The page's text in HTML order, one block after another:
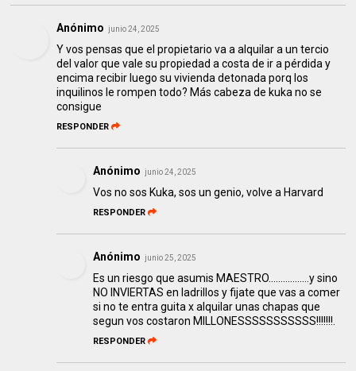
Anónimo junio 24, 2025
Y vos pensas que el propietario va a alquilar a un tercio
del valor que vale su propiedad a costa de ir a pérdida y
encima recibir luego su vivienda detonada porq los
inquilinos le rompen todo? Más cabeza de kuka no se
consigue
RESPONDER
Anónimo junio 24, 2025
Vos no sos Kuka, sos un genio, volve a Harvard
RESPONDER
Anónimo junio 25, 2025
Es un riesgo que asumis MAESTRO.................y sino
NO INVIERTAS en ladrillos y fijate que vas a comer
si no te entra guita x alquilar unas chapas que
segun vos costaron MILLONESSSSSSSSSSS!!!!!!!.
RESPONDER